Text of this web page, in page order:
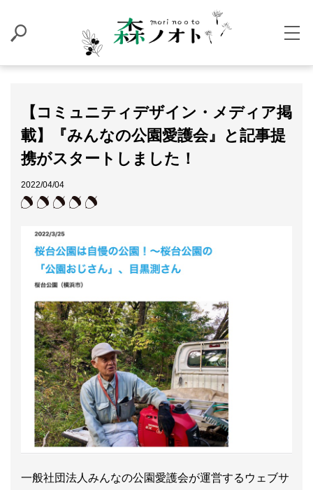
【コミュニティデザイン・メディア掲
載】『みんなの公園愛護会』と記事提
携がスタートしました！
2022/04/04
一般社団法人みんなの公園愛護会が運営するウェブサ